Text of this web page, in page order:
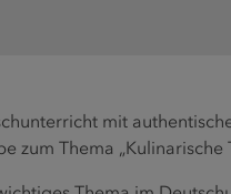
mit
zum Thema „Kulinarische